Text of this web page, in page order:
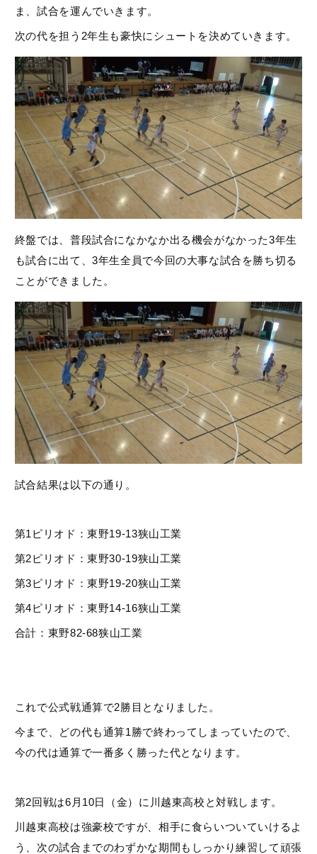
ま、試合を運んでいきます。
次の代を担う2年生も豪快にシュートを決めていきます。
終盤では、普段試合になかなか出る機会がなかった3年生
も試合に出て、3年生全員で今回の大事な試合を勝ち切る
ことができました。
試合結果は以下の通り。
第1ピリオド：東野19‐13狭山工業
第2ピリオド：東野30‐19狭山工業
第3ピリオド：東野19‐20狭山工業
第4ピリオド：東野14‐16狭山工業
合計：東野82‐68狭山工業
これで公式戦通算で2勝目となりました。
今まで、どの代も通算1勝で終わってしまっていたので、
今の代は通算で一番多く勝った代となります。
第2回戦は6月10日（金）に川越東高校と対戦します。
川越東高校は強豪校ですが、相手に食らいついていけるよ
う、次の試合までのわずかな期間もしっかり練習して頑張